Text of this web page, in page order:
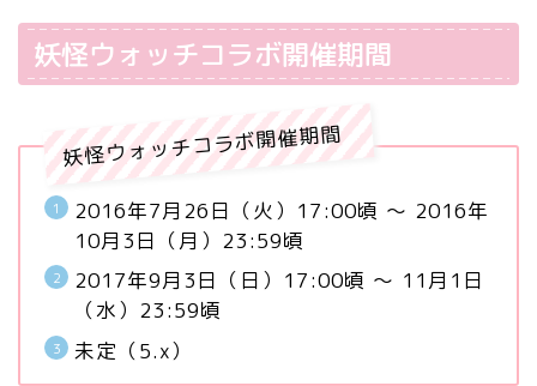
妖怪ウォッチコラボ開催期間
妖怪ウォッチコラボ開催期間
2016年7月26日（火）17:00頃 ～ 2016年
10月3日（月）23:59頃
2017年9月3日（日）17:00頃 ～ 11月1日
（水）23:59頃
未定（5.x）